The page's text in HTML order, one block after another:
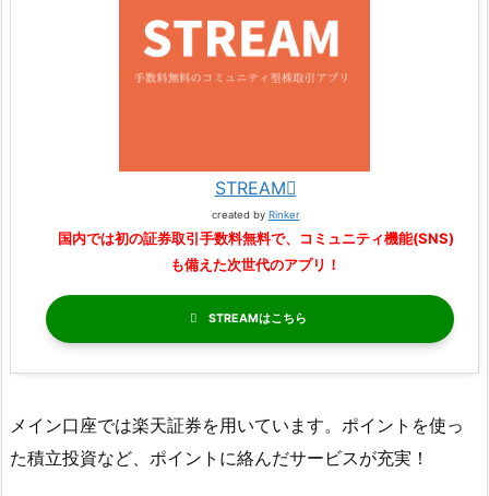
STREAM
created by Rinker
国内では初の証券取引手数料無料で、コミュニティ機能(SNS)
も備えた次世代のアプリ！
STREAM
メイン口座では楽天証券を用いています。ポイントを使っ
た積立投資など、ポイントに絡んだサービスが充実！